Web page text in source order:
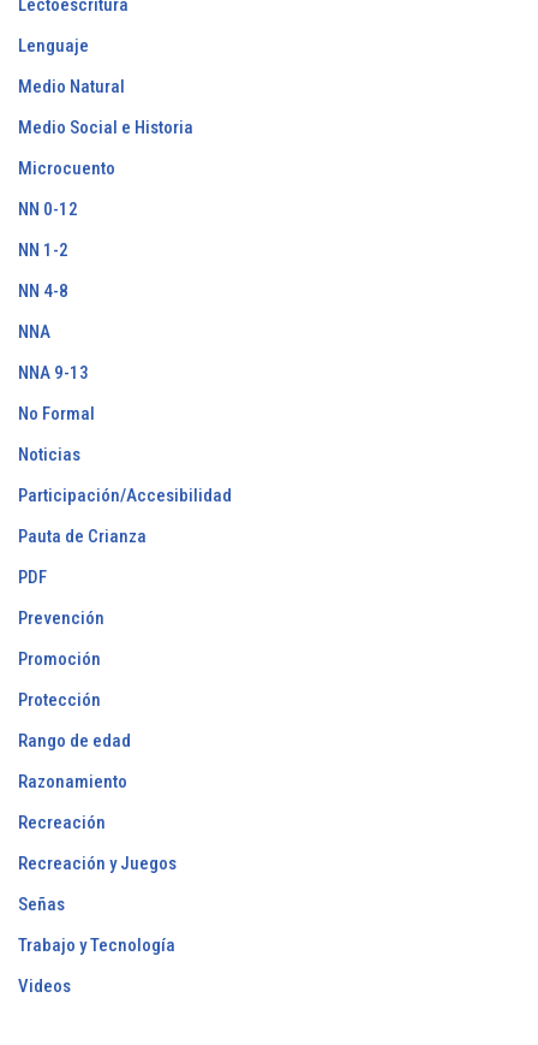
Lectoescritura
Lenguaje
Medio Natural
Medio Social e Historia
Microcuento
NN 0-12
NN 1-2
NN 4-8
NNA
NNA 9-13
No Formal
Noticias
Participación/Accesibilidad
Pauta de Crianza
PDF
Prevención
Promoción
Protección
Rango de edad
Razonamiento
Recreación
Recreación y Juegos
Señas
Trabajo y Tecnología
Videos